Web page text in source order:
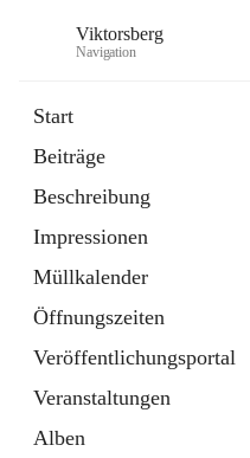
Viktorsberg
Navigation
Start
Beiträge
Beschreibung
Impressionen
Müllkalender
Öffnungszeiten
Veröffentlichungsportal
Veranstaltungen
Alben
1 Schnellzugriff
Bürgerservice
10 Schnellzugriffe